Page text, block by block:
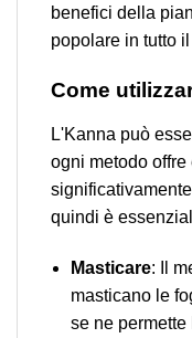
benefici della
popolare in tutto
Come
L'Kanna può
ogni metodo offre
quindi è
Masticare: Il
masticano le
se ne